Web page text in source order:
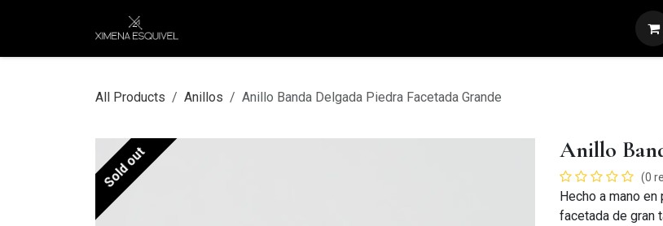
PULSERAS
All Products Anillos Anillo Banda Delgada Piedra Facetada Grande
Sold out Anillo
(0
Hecho a mano
facetada de gran